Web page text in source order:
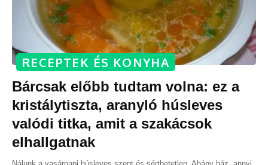
RECEPTEK ÉS KONYHA
Bárcsak előbb tudtam volna: ez a
kristálytiszta, aranyló húsleves
valódi titka, amit a szakácsok
elhallgatnak